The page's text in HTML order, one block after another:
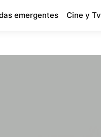
emergentes Cine y Tv